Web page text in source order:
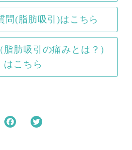
問(脂肪吸引)はこちら
肪吸引の痛みとは？）
はこちら